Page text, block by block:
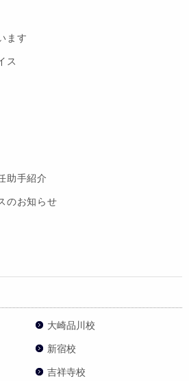
ます
ス
助手紹介
のお知らせ
大崎品川校
新宿校
吉祥寺校